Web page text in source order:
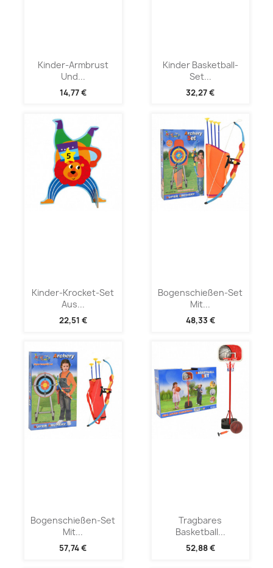
Kinder-Armbrust
Und...
14,77 €
Kinder Basketball-
Set...
32,27 €
Kinder-Krocket-Set
Aus...
22,51 €
Bogenschießen-Set
Mit...
48,33 €
Bogenschießen-Set
Mit...
57,74 €
Tragbares
Basketball...
52,88 €